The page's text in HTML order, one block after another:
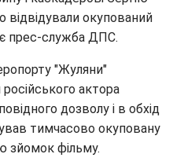
відвідували окупований
прес-служба ДПС.
"Жуляни"
актора
дозволу і в обхід
тимчасово окуповану
зйомок фільму.